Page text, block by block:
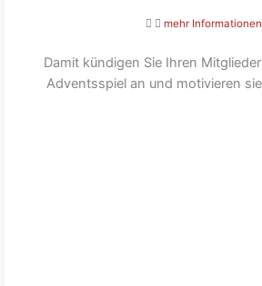
mehr Informationen
Damit kündigen Sie Ihren
Adventsspiel an und motivieren